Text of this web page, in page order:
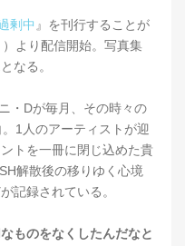
剰中 』を刊行することが
より配信開始。写真集
なる。
・Dが毎月、その時々の
1人のアーティストが迎
トを一冊に閉じ込めた貴
解散後の移りゆく心境
記録されている。
ものをなくしたんだなと